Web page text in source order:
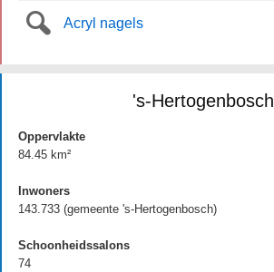
Acryl nagels
's-Hertogenbosch
Oppervlakte
84.45 km²
Inwoners
143.733 (gemeente 's-Hertogenbosch)
Schoonheidssalons
74